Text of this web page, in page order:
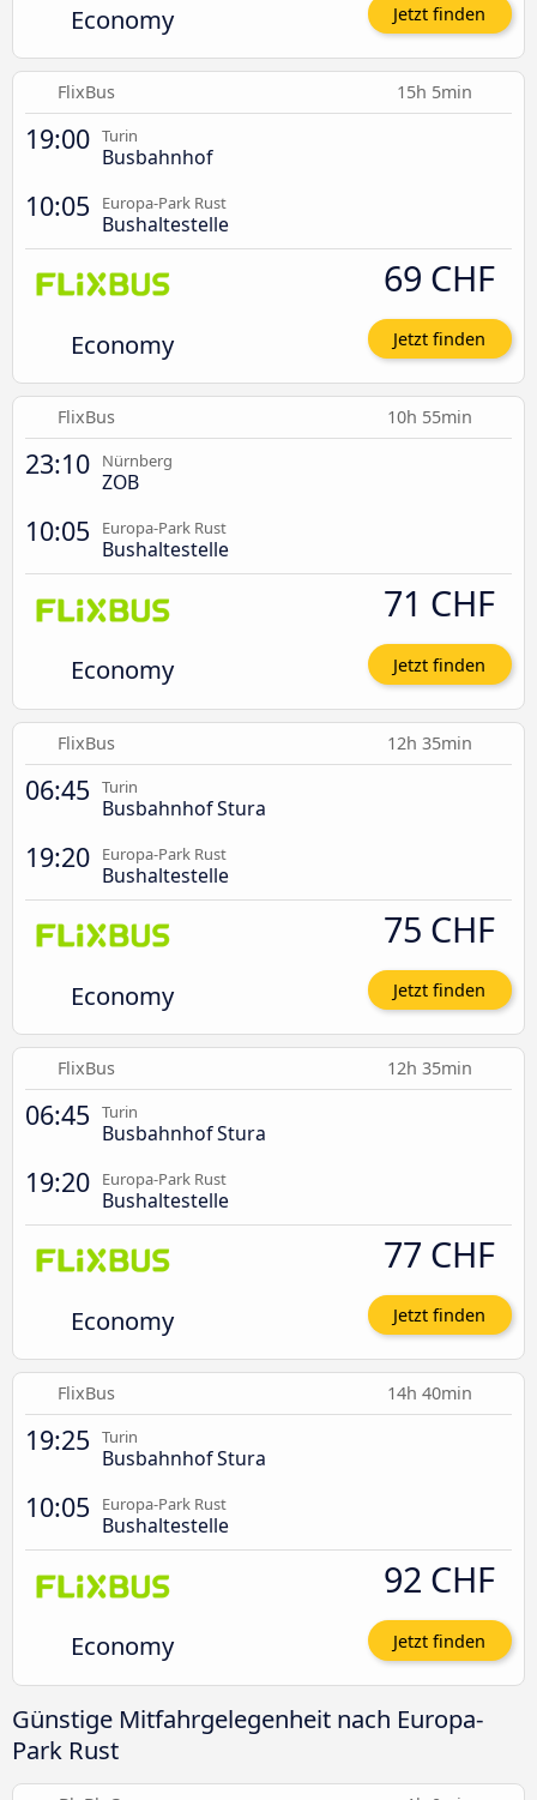
Economy Jetzt finden
FlixBus 15h 5min
19:00 Turin
Busbahnhof
10:05 Europa-Park Rust
Bushaltestelle
Economy
69 CHF
Jetzt finden
FlixBus 10h 55min
23:10 Nürnberg
ZOB
10:05 Europa-Park Rust
Bushaltestelle
Economy
71 CHF
Jetzt finden
FlixBus 12h 35min
06:45 Turin
Busbahnhof Stura
19:20 Europa-Park Rust
Bushaltestelle
Economy
75 CHF
Jetzt finden
FlixBus 12h 35min
06:45 Turin
Busbahnhof Stura
19:20 Europa-Park Rust
Bushaltestelle
Economy
77 CHF
Jetzt finden
FlixBus 14h 40min
19:25 Turin
Busbahnhof Stura
10:05 Europa-Park Rust
Bushaltestelle
Economy
92 CHF
Jetzt finden
Günstige Mitfahrgelegenheit nach Europa-
Park Rust